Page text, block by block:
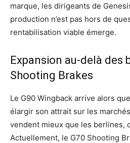
marque, les dirigeants de
production n’est pas hors de
rentabilisation viable émerge.
Expansion au-delà des
Shooting Brakes
Le G90 Wingback arrive alors
élargir son attrait sur les
vendent mieux que les berlines,
Actuellement, le G70 Shooting